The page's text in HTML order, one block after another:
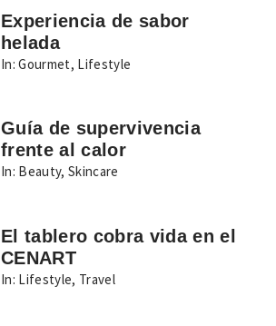
Experiencia de sabor
helada
In: Gourmet, Lifestyle
Guía de supervivencia
frente al calor
In: Beauty,Skincare
El tablero cobra vida en el
CENART
In: Lifestyle, Travel